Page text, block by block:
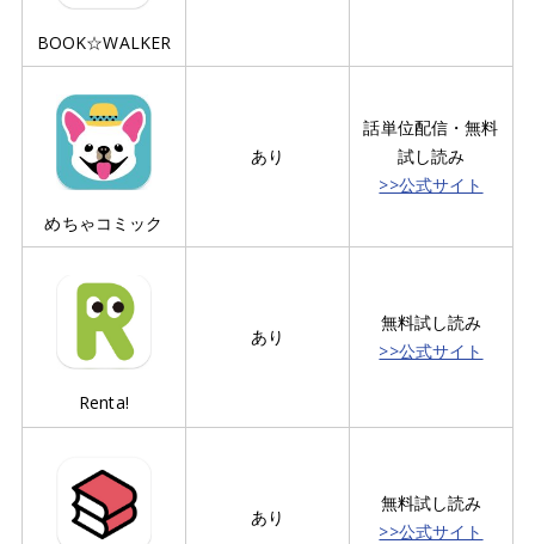
BOOK☆WALKER
めちゃコミック
あり
話単位配信・無料
試し読み
>>公式サイト
Renta!
あり
無料試し読み
>>公式サイト
あり
無料試し読み
>>公式サイト